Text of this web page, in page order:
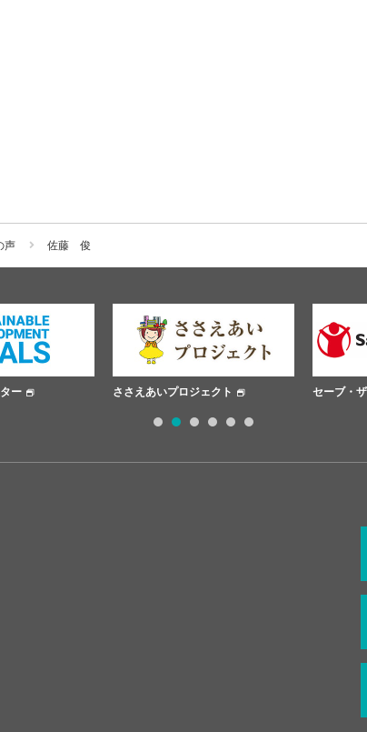
声 佐藤 俊
ささえあいプロジェクト セーブ・ザ・チルドレン